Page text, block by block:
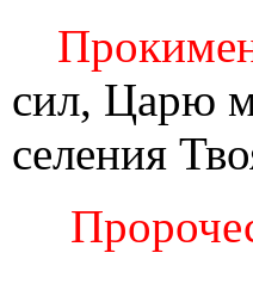
сил, Царю
селения